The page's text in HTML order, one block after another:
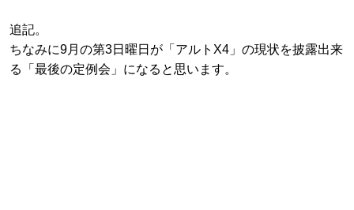
追記。
ちなみに9月の第3日曜日が「アルトX4」の現状を披露出来
る「最後の定例会」になると思います。